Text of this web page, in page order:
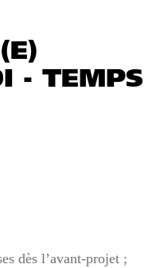
- TEMPS
dès l’avant-projet ;